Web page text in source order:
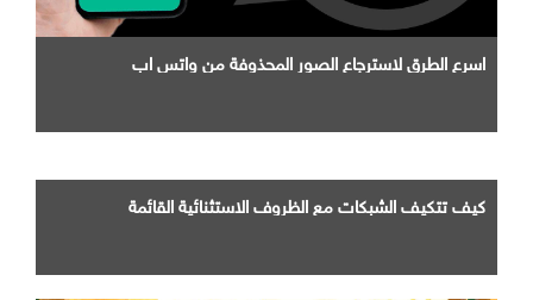
اسرع الطرق لاسترجاع الصور المحذوفة من واتس اب
كيف تتكيف الشبكات مع الظروف الاستثنائية القائمة